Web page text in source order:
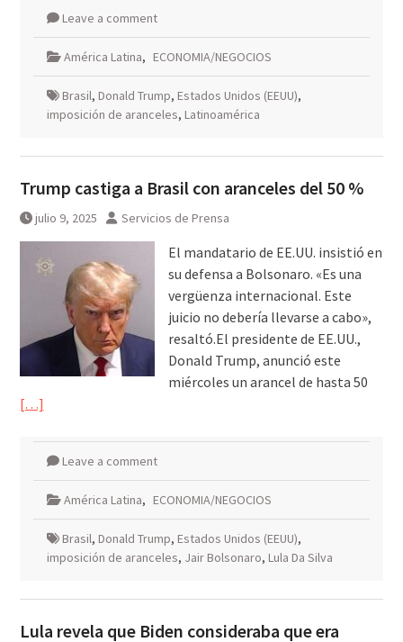
Leave a comment
América Latina, ECONOMIA/NEGOCIOS
Brasil, Donald Trump, Estados Unidos (EEUU),
imposición de aranceles, Latinoamérica
Trump castiga a Brasil con aranceles del 50 %
julio 9, 2025 Servicios de Prensa
El mandatario de EE.UU. insistió en
su defensa a Bolsonaro. «Es una
vergüenza internacional. Este
juicio no debería llevarse a cabo»,
resaltó.El presidente de EE.UU.,
Donald Trump, anunció este
miércoles un arancel de hasta 50
[…]
Leave a comment
América Latina, ECONOMIA/NEGOCIOS
Brasil, Donald Trump, Estados Unidos (EEUU),
imposición de aranceles, Jair Bolsonaro, Lula Da Silva
Lula revela que Biden consideraba que era